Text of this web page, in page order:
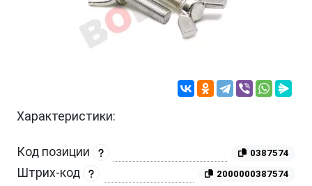
Характеристики:
Код позиции 0387574
Штрих-код 2000000387574